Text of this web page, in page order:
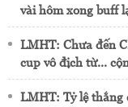
vài hôm xong buff
LMHT: Chưa đến
cup vô địch từ...
LMHT: Tỷ lệ thắng